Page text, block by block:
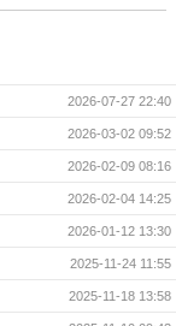
2026-07-27 22:40
2026-03-02 09:52
2026-02-09 08:16
2026-02-04 14:25
2026-01-12 13:30
2025-11-24 11:55
2025-11-18 13:58